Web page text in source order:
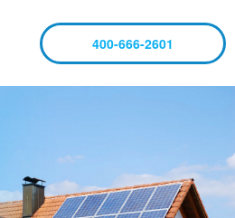
400-666-2601